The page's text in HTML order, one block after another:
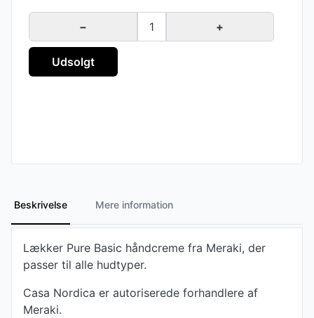
− 1 +
Udsolgt
Beskrivelse Mere information
Lækker Pure Basic håndcreme fra Meraki, der
passer til alle hudtyper.
Casa Nordica er autoriserede forhandlere af
Meraki.